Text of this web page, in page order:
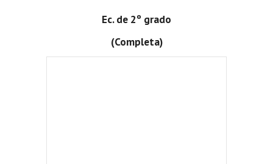
Ec. de 2º grado
(Completa)